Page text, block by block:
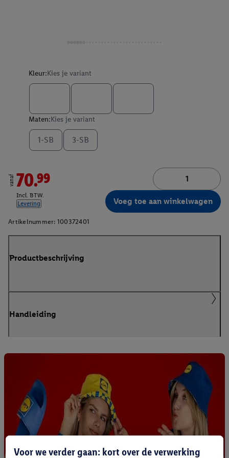
Kleur:Kies je variant
Maten:Kies je variant
1-SB 3-SB
vanaf 70.99
Incl. BTW.
Levering
Voeg toe aan winkelwagen
Artikelnummer: 100372401
Productbeschrijving
Handleiding
Voor we verder gaan: kort over de verwerking